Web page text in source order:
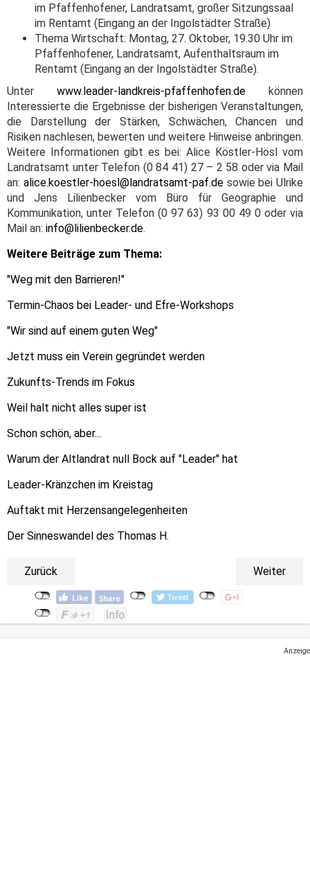
im Pfaffenhofener, Landratsamt, großer Sitzungssaal
im Rentamt (Eingang an der Ingolstädter Straße)
Thema Wirtschaft: Montag, 27. Oktober, 19.30 Uhr im
Pfaffenhofener, Landratsamt, Aufenthaltsraum im
Rentamt (Eingang an der Ingolstädter Straße).
Unter www.leader-landkreis-pfaffenhofen.de können
Interessierte die Ergebnisse der bisherigen Veranstaltungen,
die Darstellung der Stärken, Schwächen, Chancen und
Risiken nachlesen, bewerten und weitere Hinweise anbringen.
Weitere Informationen gibt es bei: Alice Köstler-Hösl vom
Landratsamt unter Telefon (0 84 41) 27 – 2 58 oder via Mail
an: alice.koestler-hoesl@landratsamt-paf.desowie bei Ulrike
und Jens Lilienbecker vom Büro für Geographie und
Kommunikation, unter Telefon (0 97 63) 93 00 49 0 oder via
Mail an: info@lilienbecker.de.
Weitere Beiträge zum Thema:
"Weg mit den Barrieren!"
Termin-Chaos bei Leader- und Efre-Workshops
"Wir sind auf einem guten Weg"
Jetzt muss ein Verein gegründet werden
Zukunfts-Trends im Fokus
Weil halt nicht alles super ist
Schon schön, aber...
Warum der Altlandrat null Bock auf "Leader" hat
Leader-Kränzchen im Kreistag
Auftakt mit Herzensangelegenheiten
Der Sinneswandel des Thomas H.
Zurück Weiter
Anzeige